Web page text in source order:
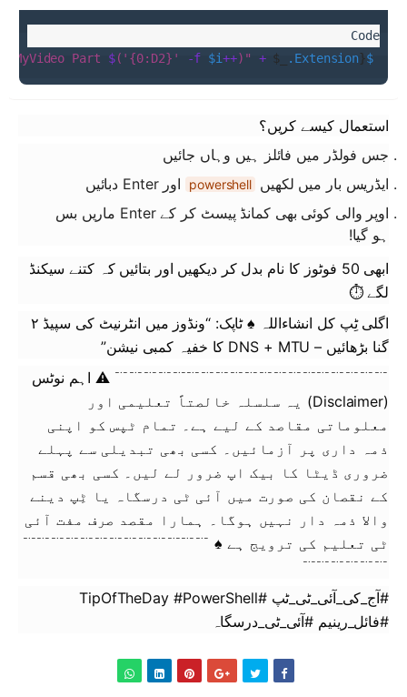
$i
"MyVideo Part $( '{0:D2}' -f $i++) " + $_ .Extension}
استعمال کیسے کریں؟
جس فولڈر میں فائلز ہیں وہاں جائیں
ایڈریس بار میں لکھیں powershell
اور Enter دبائیں
اوپر والی کوئی بھی کمانڈ پیسٹ کر کے Enter ماریں بس
ہو گیا!
ابھی 50 فوٹوز کا نام بدل کر دیکھیں اور بتائیں کہ کتنے سیکنڈ
لگے ⏱️
اگلی ٹِپ کل انشاءاللہ ♠ ٹاپک: “ونڈوز میں انٹرنیٹ کی سپیڈ ۲
گنا بڑھائیں – DNS + MTU کا خفیہ کمبی نیشن”
﹊﹊﹊﹊﹊﹊﹊﹊﹊﹊﹊﹊﹊﹊﹊﹊﹊﹊﹊ ⚠️ اہم نوٹس
(Disclaimer) یہ سلسلہ خالصتاً تعلیمی اور
معلوماتی مقاصد کے لیے ہے۔ تمام ٹپس کو اپنی
ذمہ داری پر آزمائیں۔ کسی بھی تبدیلی سے پہلے
ضروری ڈیٹا کا بیک اپ ضرور لے لیں۔ کسی بھی قسم
کے نقصان کی صورت میں آئی ٹی درسگاہ یا ٹِپ دینے
والا ذمہ دار نہیں ہوگا۔ ہمارا مقصد صرف مفت آئی
ٹی تعلیم کی ترویج ہے ♠ ﹊﹊﹊﹊﹊﹊﹊﹊﹊﹊﹊﹊﹊
﹊﹊﹊﹊﹊﹊
#آج_کی_آئی_ٹی_ٹپ #TipOfTheDay #PowerShell
#فائل_رینیم #آئی_ٹی_درسگاہ